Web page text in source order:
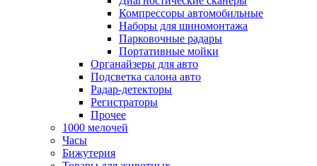
Компрессоры автомобильные
Наборы для шиномонтажа
Парковочные радары
Портативные мойки
Органайзеры для авто
Подсветка салона авто
Радар-детекторы
Регистраторы
Прочее
1000 мелочей
Часы
Бижутерия